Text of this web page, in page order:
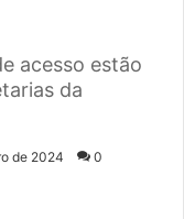
acesso estão
da
de 2024 0